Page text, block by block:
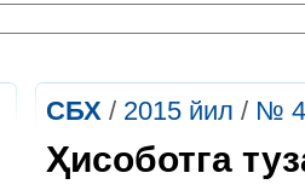
СБХ / 2015 йил / №
Ҳисоботга